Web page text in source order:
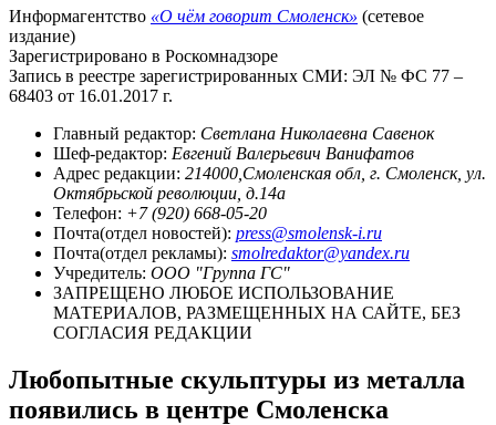
Информагентство «О чём говорит Смоленск» (сетевое
издание)
Зарегистрировано в Роскомнадзоре
Запись в реестре зарегистрированных СМИ: ЭЛ № ФС 77 –
68403 от 16.01.2017 г.
Главный редактор: Светлана Николаевна Савенок
Шеф-редактор: Евгений Валерьевич Ванифатов
Адрес редакции: 214000,Смоленская обл, г. Смоленск, ул.
Октябрьской революции, д.14а
Телефон: +7 (920) 668-05-20
Почта(отдел новостей): press@smolensk-i.ru
Почта(отдел рекламы): smolredaktor@yandex.ru
Учредитель: ООО "Группа ГС"
ЗАПРЕЩЕНО ЛЮБОЕ ИСПОЛЬЗОВАНИЕ
МАТЕРИАЛОВ, РАЗМЕЩЕННЫХ НА САЙТЕ, БЕЗ
СОГЛАСИЯ РЕДАКЦИИ
Любопытные скульптуры из металла
появились в центре Смоленска